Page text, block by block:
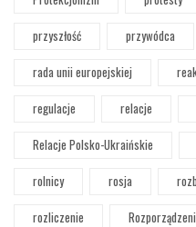
przyszłość
przywódca
rada unii europejskiej
regulacje
relacje
Relacje Polsko-Ukraińskie
rolnicy
rosja
rozliczenie